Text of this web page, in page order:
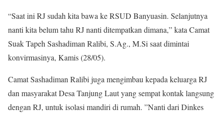
“Saat ini RJ sudah kita bawa ke RSUD Banyuasin. Selanjutnya
nanti kita belum tahu RJ nanti ditempatkan dimana,” kata Camat
Suak Tapeh Sashadiman Ralibi, S.Ag., M.Si saat dimintai
konvirmasinya, Kamis (28/05).
Camat Sashadiman Ralibi juga mengimbau kepada keluarga RJ
dan masyarakat Desa Tanjung Laut yang sempat kontak langsung
dengan RJ, untuk isolasi mandiri di rumah. ”Nanti dari Dinkes